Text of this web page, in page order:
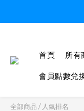
首頁 所有
會員點數兌
全部商品 / 人氣排名